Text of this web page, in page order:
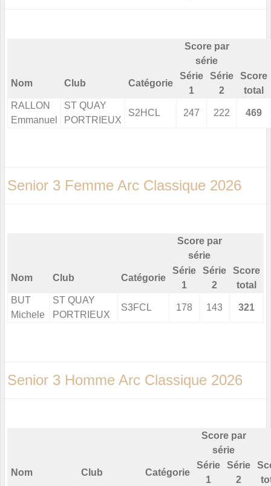
Score par
série
Nom Club Catégorie
Série
1
Série
2
Score
total
RALLON
Emmanuel
ST QUAY
PORTRIEUX
S2HCL 247 222 469
Senior 3 Femme Arc Classique 2026
Score par
série
Nom Club Catégorie
Série
1
Série
2
Score
total
BUT
Michele
ST QUAY
PORTRIEUX
S3FCL 178 143 321
Senior 3 Homme Arc Classique 2026
Score par
série
Nom Club Catégorie
Série
1
Série
2